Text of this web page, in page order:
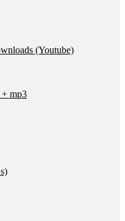
(Youtube)
mp3